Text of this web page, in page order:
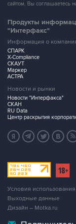
сайтом, Вы соглашаетесь
Продукты
"Интерфакс"
Информация о
СПАРК
X-Compliance
СКАУТ
Маркер
АСТРА
Новости и рынки
Новости "Интерфакса"
СКАН
RU Data
Центр раскрытия
Условия
Выходные данные
Дизайн – Motka.ru